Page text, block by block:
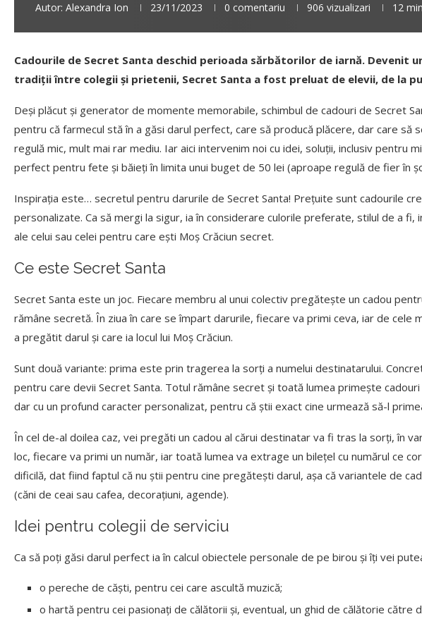
Autor: Alexandra Ion 23/11/2023 0 comentariu 906 vizualizari 12
Cadourile de Secret Santa deschid perioada sărbătorilor de iarnă. Devenit
tradiții între colegii și prietenii, Secret Santa a fost preluat de elevii, de la
Deși plăcut și generator de momente memorabile, schimbul de cadouri de Secret
pentru că farmecul stă în a găsi darul perfect, care să producă plăcere, dar care
regulă mic, mult mai rar mediu. Iar aici intervenim noi cu idei, soluții, inclusiv pentru
perfect pentru fete și băieți în limita unui buget de 50 lei (aproape regulă de fier în
Inspirația este… secretul pentru darurile de Secret Santa! Prețuite sunt cadourile
personalizate. Ca să mergi la sigur, ia în considerare culorile preferate, stilul de a
ale celui sau celei pentru care ești Moș Crăciun secret.
Ce este Secret Santa
Secret Santa este un joc. Fiecare membru al unui colectiv pregătește un cadou
rămâne secretă. În ziua în care se împart darurile, fiecare va primi ceva, iar de cele
a pregătit darul și care ia locul lui Moș Crăciun.
Sunt două variante: prima este prin tragerea la sorți a numelui destinatarului.
pentru care devii Secret Santa. Totul rămâne secret și toată lumea primește cadouri
dar cu un profund caracter personalizat, pentru că știi exact cine urmează să-l
În cel de-al doilea caz, vei pregăti un cadou al cărui destinatar va fi tras la sorți, în
loc, fiecare va primi un număr, iar toată lumea va extrage un bilețel cu numărul ce
dificilă, dat fiind faptul că nu știi pentru cine pregătești darul, așa că variantele de
(căni de ceai sau cafea, decorațiuni, agende).
Idei pentru colegii de serviciu
Ca să poți găsi darul perfect ia în calcul obiectele personale de pe birou și îți vei
o pereche de căști, pentru cei care ascultă muzică;
o hartă pentru cei pasionați de călătorii și, eventual, un ghid de călătorie către